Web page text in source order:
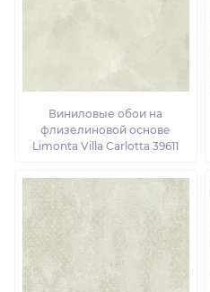
Виниловые обои на
флизелиновой основе
Limonta Villa Carlotta 39611